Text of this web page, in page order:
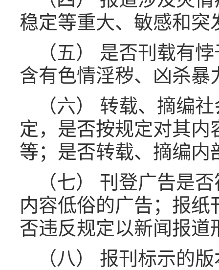
稳定等重大、敏感和突
（五） 是否刊载有
含有色情淫秽、凶杀暴
（六） 转载、摘编
定，是否按规定对其
等；是否转载、摘编内
（七） 刊登广告是
内容低俗的广告；报
否违反规定以新闻报道
（八） 报刊标示的